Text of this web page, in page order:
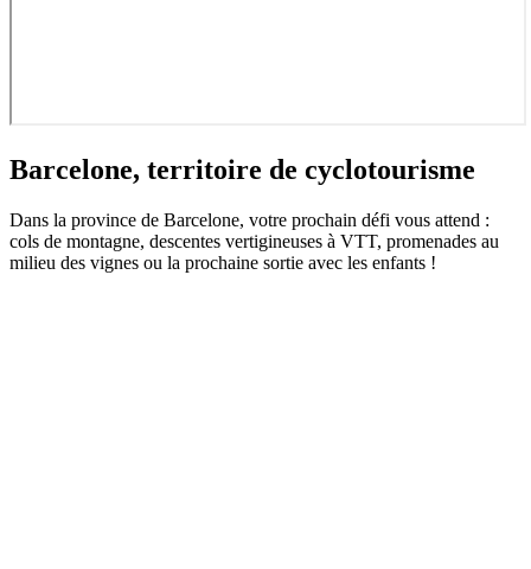
Barcelone, territoire de cyclotourisme
Dans la province de Barcelone, votre prochain défi vous attend :
cols de montagne, descentes vertigineuses à VTT, promenades au
milieu des vignes ou la prochaine sortie avec les enfants !